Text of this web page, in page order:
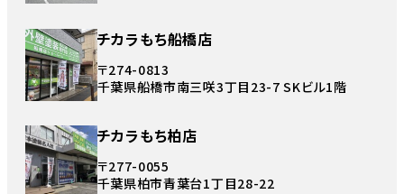
チカラもち船橋店
〒274-0813
千葉県船橋市南三咲3丁目23-7 SKビル1階
チカラもち柏店
〒277-0055
千葉県柏市青葉台1丁目28-22